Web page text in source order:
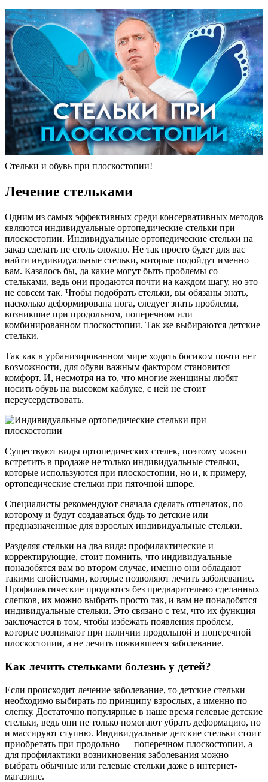
Стельки и обувь при плоскостопии!
Лечение стельками
Одним из самых эффективных среди консервативных методов
являются индивидуальные ортопедические стельки при
плоскостопии. Индивидуальные ортопедические стельки на
заказ сделать не столь сложно. Не так просто будет для вас
найти индивидуальные стельки, которые подойдут именно
вам. Казалось бы, да какие могут быть проблемы со
стельками, ведь они продаются почти на каждом шагу, но это
не совсем так. Чтобы подобрать стельки, вы обязаны знать,
насколько деформирована нога, следует знать проблемы,
возникшие при продольном, поперечном или
комбинированном плоскостопии. Так же выбираются детские
стельки.
Так как в урбанизированном мире ходить босиком почти нет
возможности, для обуви важным фактором становится
комфорт. И, несмотря на то, что многие женщины любят
носить обувь на высоком каблуке, с ней не стоит
переусердствовать.
Существуют виды ортопедических стелек, поэтому можно
встретить в продаже не только индивидуальные стельки,
которые используются при плоскостопии, но и, к примеру,
ортопедические стельки при пяточной шпоре.
Специалисты рекомендуют сначала сделать отпечаток, по
которому и будут создаваться будь то детские или
предназначенные для взрослых индивидуальные стельки.
Разделяя стельки на два вида: профилактические и
корректирующие, стоит помнить, что индивидуальные
понадобятся вам во втором случае, именно они обладают
такими свойствами, которые позволяют лечить заболевание.
Профилактические продаются без предварительно сделанных
слепков, их можно выбрать просто так, и вам не понадобятся
индивидуальные стельки. Это связано с тем, что их функция
заключается в том, чтобы избежать появления проблем,
которые возникают при наличии продольной и поперечной
плоскостопии, а не лечить появившееся заболевание.
Как лечить стельками болезнь у детей?
Если происходит лечение заболевание, то детские стельки
необходимо выбирать по принципу взрослых, а именно по
слепку. Достаточно популярные в наше время гелевые детские
стельки, ведь они не только помогают убрать деформацию, но
и массируют ступню. Индивидуальные детские стельки стоит
приобретать при продольно — поперечном плоскостопии, а
для профилактики возникновения заболевания можно
выбрать обычные или гелевые стельки даже в интернет-
магазине.